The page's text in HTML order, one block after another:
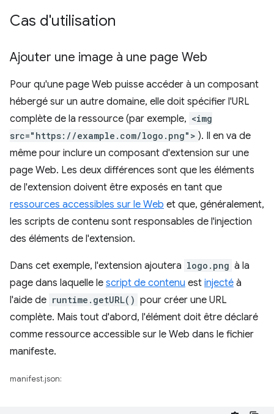
Cas d'utilisation
Ajouter une image à une page Web
Pour qu'une page Web puisse accéder à un composant
hébergé sur un autre domaine, elle doit spécifier l'URL
complète de la ressource (par exemple, <img
src="https://example.com/logo.png"> ). Il en va de
même pour inclure un composant d'extension sur une
page Web. Les deux différences sont que les éléments
de l'extension doivent être exposés en tant que
ressources accessibles sur le Web et que, généralement,
les scripts de contenu sont responsables de l'injection
des éléments de l'extension.
Dans cet exemple, l'extension ajoutera logo.png à la
page dans laquelle le script de contenu est injecté à
l'aide de runtime.getURL() pour créer une URL
complète. Mais tout d'abord, l'élément doit être déclaré
comme ressource accessible sur le Web dans le fichier
manifeste.
manifest.json: